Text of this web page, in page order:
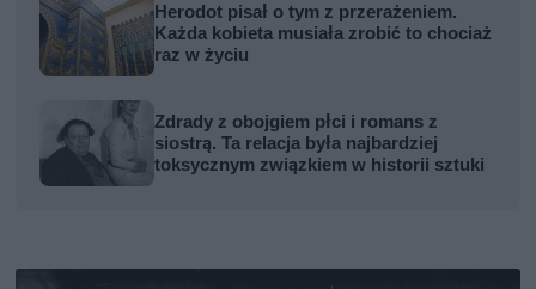
Herodot pisał o tym z przerażeniem.
Każda kobieta musiała zrobić to chociaż
raz w życiu
Zdrady z obojgiem płci i romans z
siostrą. Ta relacja była najbardziej
toksycznym związkiem w historii sztuki